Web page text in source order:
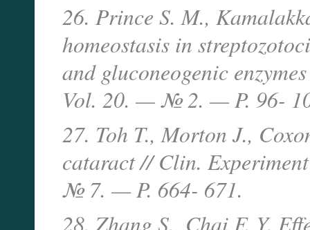
26. Prince S. M.,
homeostasis in
and gluconeogenic
Vol. 20. — № 2. — P. 96-
27. Toh T., Morton J.,
cataract // Clin.
№ 7. — P. 664- 671.
28. Zhang S., Chai F. Y.